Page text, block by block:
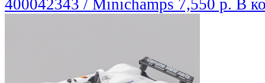
400042343 / Minichamps 7,550 р. В